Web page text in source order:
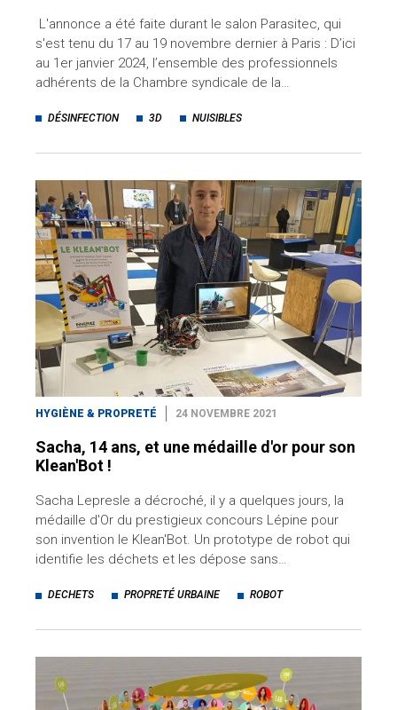
L'annonce a été faite durant le salon Parasitec, qui
s'est tenu du 17 au 19 novembre dernier à Paris : D’ici
au 1er janvier 2024, l’ensemble des professionnels
adhérents de la Chambre syndicale de la…
DÉSINFECTION 3D NUISIBLES
HYGIÈNE & PROPRETÉ 24 NOVEMBRE 2021
Sacha, 14 ans, et une médaille d'or pour son
Klean'Bot !
Sacha Lepresle a décroché, il y a quelques jours, la
médaille d'Or du prestigieux concours Lépine pour
son invention le Klean'Bot. Un prototype de robot qui
identifie les déchets et les dépose sans…
DECHETS PROPRETÉ URBAINE ROBOT